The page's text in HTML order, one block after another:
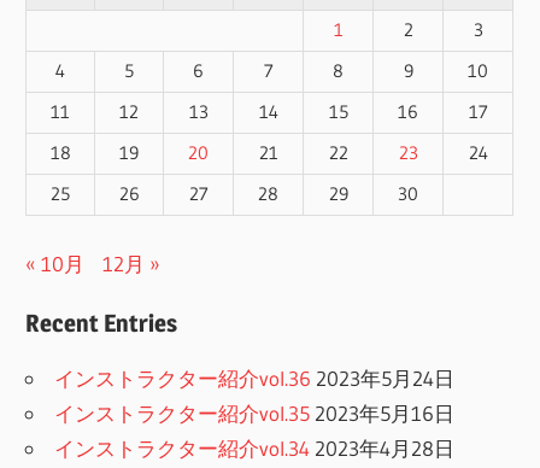
1 2
3
4
5 6 7 8 9
10
11
12 13 14 15 16
17
18
19 20 21 22 23
24
25
26 27 28 29 30
« 10月 12月 »
Recent Entries
インストラクター紹介vol.36 2023年5月24日
インストラクター紹介vol.35 2023年5月16日
インストラクター紹介vol.34 2023年4月28日